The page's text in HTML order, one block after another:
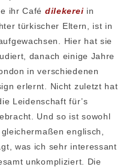
ihr Café dilekerei in
türkischer Eltern, ist in
Hier hat sie
danach einige Jahre
in verschiedenen
erlernt. Nicht zuletzt hat
Leidenschaft für’s
Und so ist sowohl
englisch,
was ich sehr interessant
unkompliziert. Die